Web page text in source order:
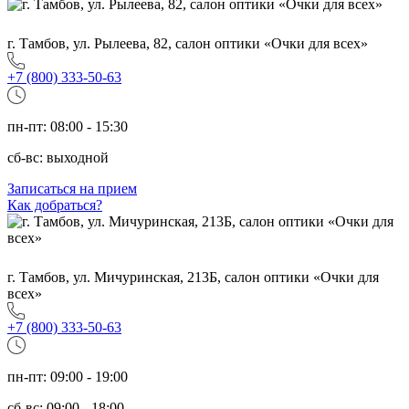
г. Тамбов, ул. Рылеева, 82, салон оптики «Очки для всех»
+7 (800) 333-50-63
пн-пт: 08:00 - 15:30
сб-вс: выходной
Записаться на прием
Как добраться?
г. Тамбов, ул. Мичуринская, 213Б, салон оптики «Очки для
всех»
+7 (800) 333-50-63
пн-пт: 09:00 - 19:00